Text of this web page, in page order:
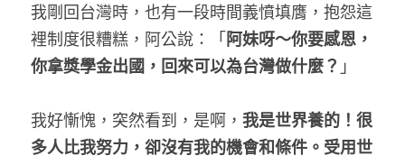
我剛回台灣時，也有一段時間義憤填膺，抱怨這
裡制度很糟糕，阿公說：「 阿妹呀～你要感恩，
你拿獎學金出國，回來可以為台灣做什麼？ 」
我好慚愧，突然看到，是啊， 我是世界養的！很
多人比我努力，卻沒有我的機會和條件。受用世